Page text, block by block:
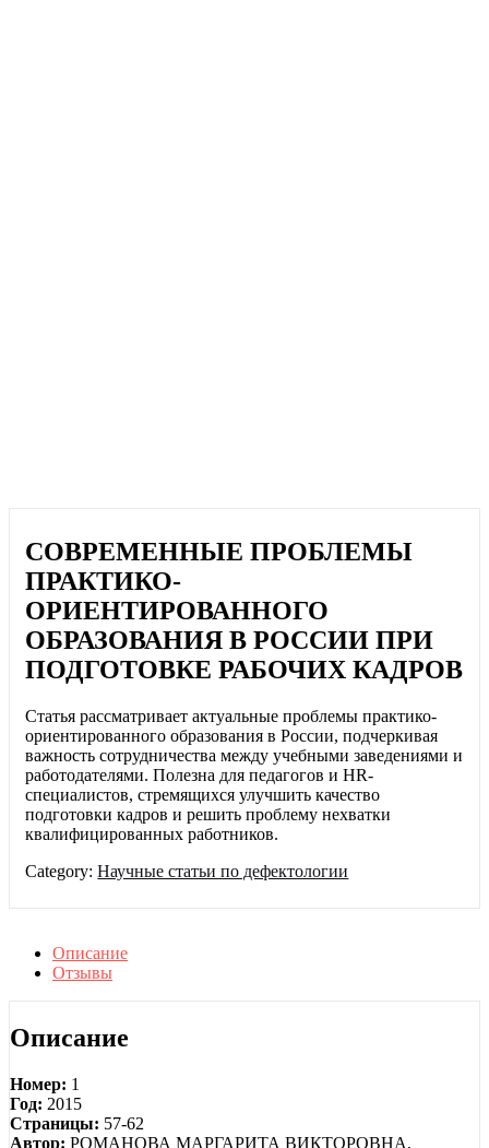
СОВРЕМЕННЫЕ ПРОБЛЕМЫ
ПРАКТИКО-
ОРИЕНТИРОВАННОГО
ОБРАЗОВАНИЯ В РОССИИ ПРИ
ПОДГОТОВКЕ РАБОЧИХ КАДРОВ
Статья рассматривает актуальные проблемы практико-
ориентированного образования в России, подчеркивая
важность сотрудничества между учебными заведениями и
работодателями. Полезна для педагогов и HR-
специалистов, стремящихся улучшить качество
подготовки кадров и решить проблему нехватки
квалифицированных работников.
Category:Научные статьи по дефектологии
Описание
Отзывы
Описание
Номер: 1
Год: 2015
Страницы: 57-62
Автор: РОМАНОВА МАРГАРИТА ВИКТОРОВНА,